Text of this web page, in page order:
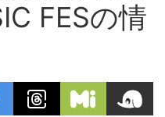
FESの情